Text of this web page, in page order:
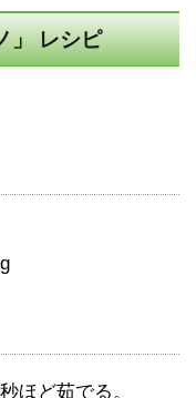
」 レシピ
ほど茹でる。